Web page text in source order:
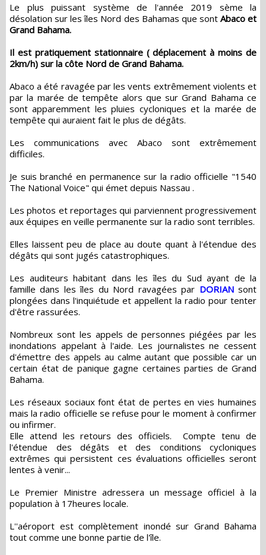
Le plus puissant système de l'année 2019 sème la
désolation sur les îles Nord des Bahamas que sont Abaco et
Grand Bahama.
Il est pratiquement stationnaire ( déplacement à moins de
2km/h) sur la côte Nord de Grand Bahama.
Abaco a été ravagée par les vents extrêmement violents et
par la marée de tempête alors que sur Grand Bahama ce
sont apparemment les pluies cycloniques et la marée de
tempête qui auraient fait le plus de dégâts.
Les communications avec Abaco sont extrêmement
difficiles.
Je suis branché en permanence sur la radio officielle "1540
The National Voice" qui émet depuis Nassau .
Les photos et reportages qui parviennent progressivement
aux équipes en veille permanente sur la radio sont terribles.
Elles laissent peu de place au doute quant à l'étendue des
dégâts qui sont jugés catastrophiques.
Les auditeurs habitant dans les îles du Sud ayant de la
famille dans les îles du Nord ravagées par DORIAN sont
plongées dans l'inquiétude et appellent la radio pour tenter
d'être rassurées.
Nombreux sont les appels de personnes piégées par les
inondations appelant à l'aide. Les journalistes ne cessent
d'émettre des appels au calme autant que possible car un
certain état de panique gagne certaines parties de Grand
Bahama.
Les réseaux sociaux font état de pertes en vies humaines
mais la radio officielle se refuse pour le moment à confirmer
ou infirmer.
Elle attend les retours des officiels. Compte tenu de
l'étendue des dégâts et des conditions cycloniques
extrêmes qui persistent ces évaluations officielles seront
lentes à venir...
Le Premier Ministre adressera un message officiel à la
population à 17heures locale.
L''aéroport est complètement inondé sur Grand Bahama
tout comme une bonne partie de l'île.